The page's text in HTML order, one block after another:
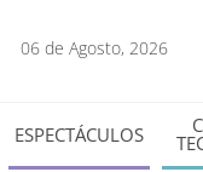
06 de Agosto, 2026
ESPECTÁCULOS